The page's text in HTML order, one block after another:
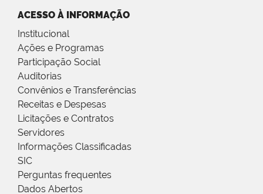
ACESSO À INFORMAÇÃO
Institucional
Ações e Programas
Participação Social
Auditorias
Convênios e Transferências
Receitas e Despesas
Licitações e Contratos
Servidores
Informações Classificadas
SIC
Perguntas frequentes
Dados Abertos